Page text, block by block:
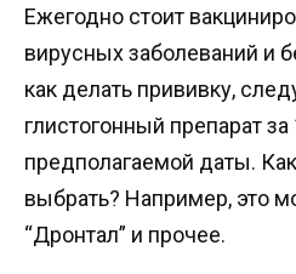
Ежегодно стоит
вирусных заболеваний и
как делать прививку,
глистогонный препарат
предполагаемой даты.
выбрать? Например, это
“Дронтал” и прочее.